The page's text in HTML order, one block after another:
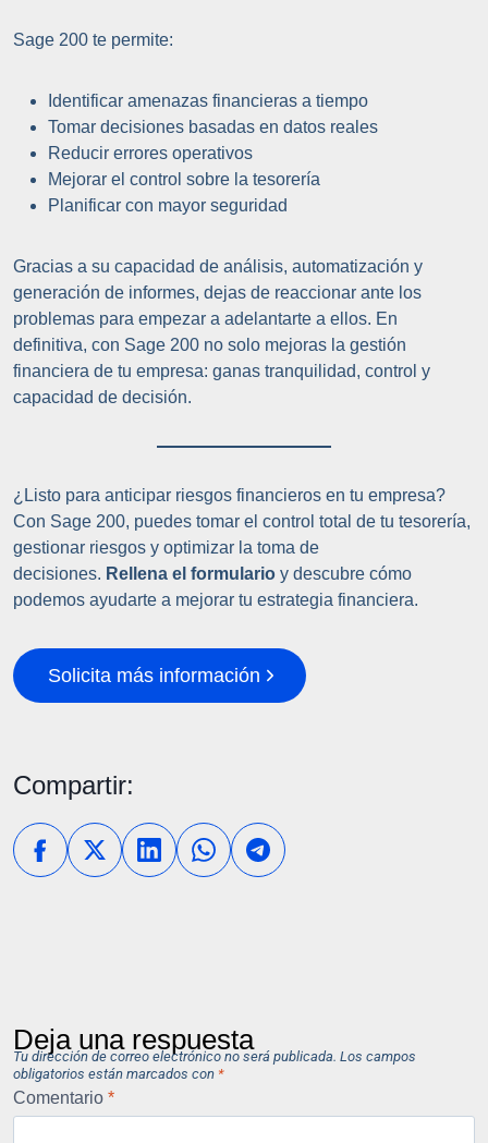
Sage 200 te permite:
Identificar amenazas financieras a tiempo
Tomar decisiones basadas en datos reales
Reducir errores operativos
Mejorar el control sobre la tesorería
Planificar con mayor seguridad
Gracias a su capacidad de análisis, automatización y
generación de informes, dejas de reaccionar ante los
problemas para empezar a adelantarte a ellos. En
definitiva, con Sage 200 no solo mejoras la gestión
financiera de tu empresa: ganas tranquilidad, control y
capacidad de decisión.
¿Listo para anticipar riesgos financieros en tu empresa?
Con Sage 200, puedes tomar el control total de tu tesorería,
gestionar riesgos y optimizar la toma de
decisiones. Rellena el formulario y descubre cómo
podemos ayudarte a mejorar tu estrategia financiera.
Solicita más información
Compartir:
Deja una respuesta
Tu dirección de correo electrónico no será publicada. Los campos
obligatorios están marcados con *
Comentario *